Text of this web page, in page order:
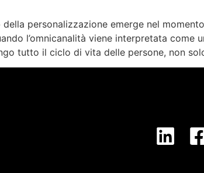
personalizzazione emerge nel
l’omnicanalità viene interpretata
tutto il ciclo di vita delle persone, non